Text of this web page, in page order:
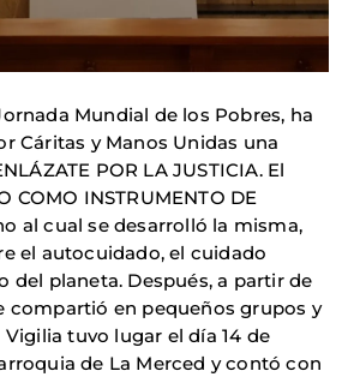
Mundial de los Pobres, ha
Cáritas y Manos Unidas una
POR LA JUSTICIA. El
COMO INSTRUMENTO DE
al cual se desarrolló la misma,
el autocuidado, el cuidado
del planeta. Después, a partir de
compartió en pequeños grupos y
Vigilia tuvo lugar el día 14 de
de La Merced y contó con